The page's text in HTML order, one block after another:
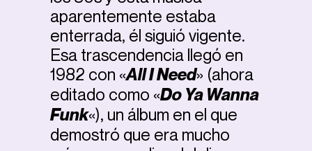
aparentemente estaba
enterrada, él siguió vigente.
Esa trascendencia llegó en
1982 con «All I Need» (ahora
editado como «Do Ya Wanna
Funk«), un álbum en el que
demostró que era mucho